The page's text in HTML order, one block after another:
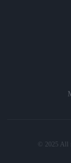
© 2025 All